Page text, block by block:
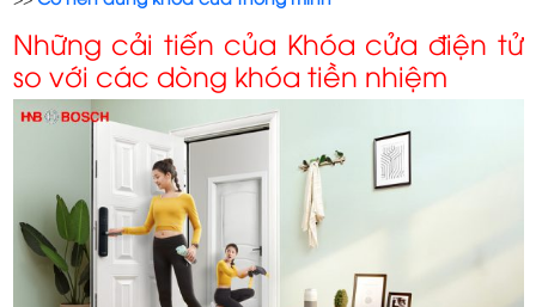
Những cải tiến của Khóa cửa điện tử
so với các dòng khóa tiền nhiệm